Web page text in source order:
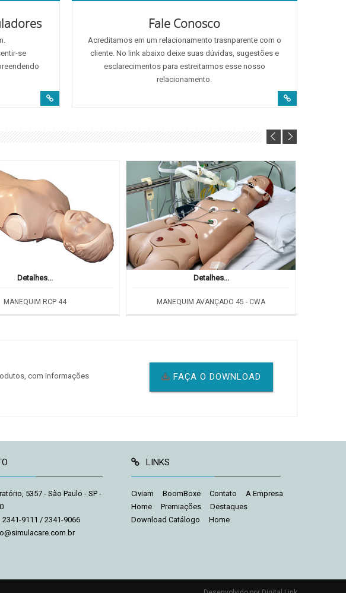
se
Fale Conosco
Acreditamos em um relacionamento trasnparente com o
cliente. No link abaixo deixe suas dúvidas, sugestões e
esclarecimentos para estreitarmos esse nosso
relacionamento.
Detalhes...
MANEQUIM RCP 44
Detalhes...
MANEQUIM AVANÇADO 45 - CWA
com informações
FAÇA O DOWNLOAD
5357 - São Paulo - SP -
2341-9111 / 2341-9066
LINKS
Civiam BoomBoxe Contato
A Empresa
Home
Premiações
Destaques
Download Catálogo
Home